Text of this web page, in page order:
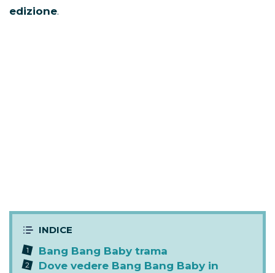
edizione.
Bang Bang Baby trama
Dove vedere Bang Bang Baby in